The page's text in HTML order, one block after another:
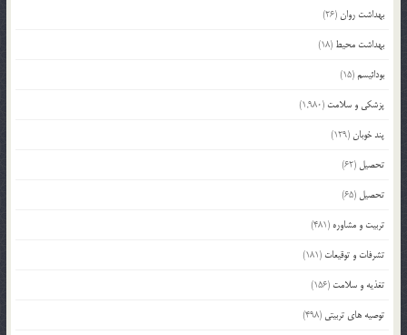
بهداشت روان(26)
بهداشت محیط (18)
بودائیسم(15)
پزشکی و سلامت (1,980)
پند خوبان(129)
تحصیل (62)
تحصیل (65)
تربیت و مشاوره (481)
تشرفات و توقیعات (181)
تغذیه و سلامت (156)
توصیه های تربیتی (498)